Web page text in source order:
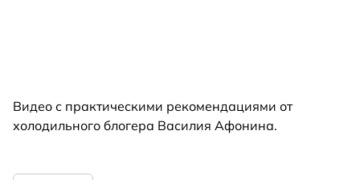
Видео с практическими рекомендациями от
холодильного блогера Василия Афонина.